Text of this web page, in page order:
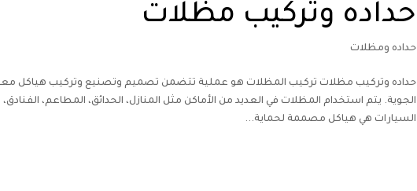
حداده وتركيب مظلات
حداده ومظلات
حداده وتركيب مظلات تركيب المظلات هو عملية تتضمن تصميم وتصنيع وتركيب هياكل
الجوية. يتم استخدام المظلات في العديد من الأماكن مثل المنازل، الحدائق، المطاعم،
السيارات هي هياكل مصممة لحماية...